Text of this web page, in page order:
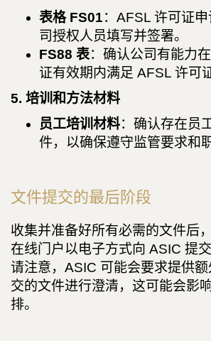
表格 FS01：AFSL 许可证
司授权人员填写并签署。
FS88 表：确认公司有能力
证有效期内满足 AFSL 许可
5. 培训和方法材料
员工培训材料：确认存在员
件，以确保遵守监管要求和
文件提交的最后阶段
收集并准备好所有必需的文件后
在线门户以电子方式向 ASIC 提
请注意，ASIC 可能会要求提供
交的文件进行澄清，这可能会影
排。